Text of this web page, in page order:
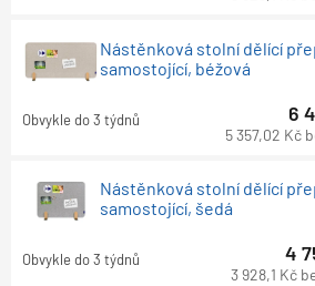
Nástěnková stolní dělící
samostojící, béžová
Obvykle do 3 týdnů 6
5 357,02 Kč
Nástěnková stolní dělící
samostojící, šedá
Obvykle do 3 týdnů 4
3 928,1 Kč